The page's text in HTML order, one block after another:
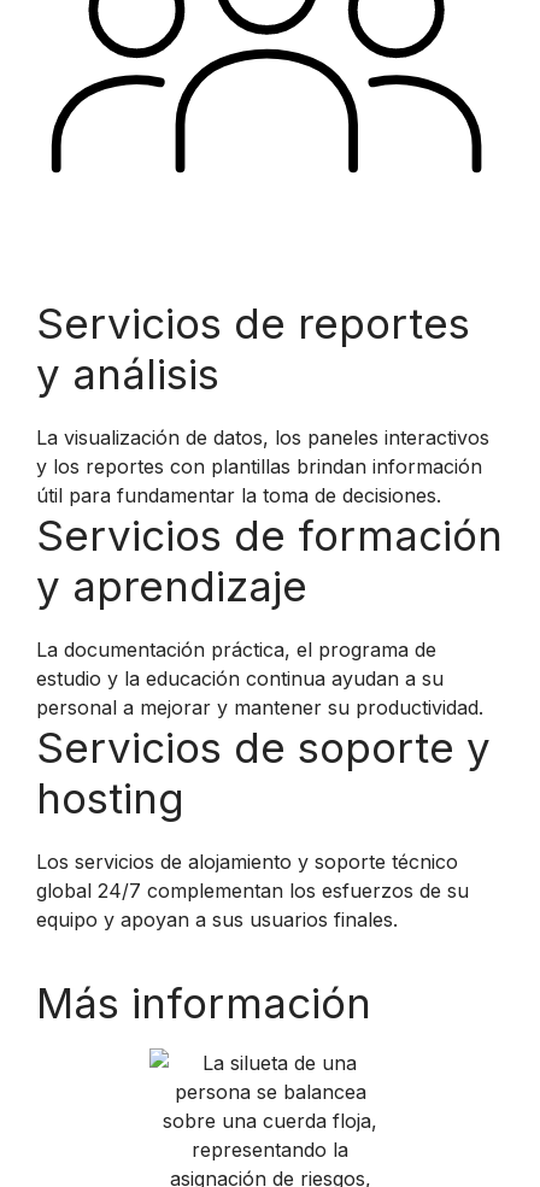
Servicios de reportes
y análisis
La visualización de datos, los paneles interactivos
y los reportes con plantillas brindan información
útil para fundamentar la toma de decisiones.
Servicios de formación
y aprendizaje
La documentación práctica, el programa de
estudio y la educación continua ayudan a su
personal a mejorar y mantener su productividad.
Servicios de soporte y
hosting
Los servicios de alojamiento y soporte técnico
global 24/7 complementan los esfuerzos de su
equipo y apoyan a sus usuarios finales.
Más información